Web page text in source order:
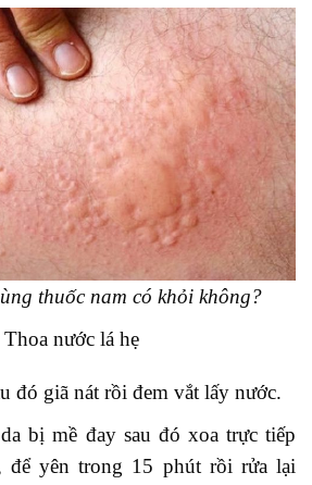
thuốc nam có khỏi không?
nước lá hẹ
đó giã nát rồi đem vắt lấy nước.
bị mề đay sau đó xoa trực tiếp
để yên trong 15 phút rồi rửa lại